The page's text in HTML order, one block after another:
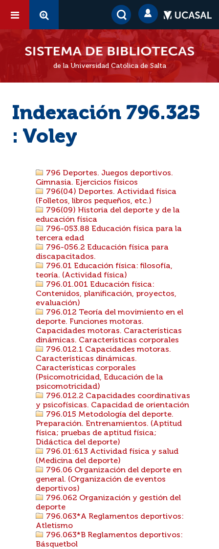
de la Universidad Católica de Salta
Indexación 796.325
: Voley
796 Deportes. Juegos deportivos.
Gimnasia. Ejercicios físicos
796(04) Deportes. Actividad física
(Folletos, libros pequeños, etc.)
796(09) Historia del deporte y de la
educación física
796-053.88 Educación física para la
tercera edad
796-056.2 Educación física para
discapacitados.
796.01 Educación física: filosofía,
teoría. (Actividad física)
796.01.001 Educación física:
Contenidos, planificación, proyectos,
evaluación)
796.012 Teoría del movimiento en el
deporte. Funciones motoras.
Capacidades motoras. Características
dinámicas. Características corporales
796.012.1 Capacidades motoras.
Características dinámicas.
Características corporales
(Psicomotricidad, Educación de la
psicomotricidad)
796.012.2 Capacidades coordinativas
y psicofísicas. Capacidad de orientación
796.015 Metodología del deporte.
Preparación. Entrenamientos. (Aptitud
física; pruebas de aptitud física;
Didáctica del deporte)
796.01:613 Actividad física y salud
(Medicina del deporte)
796.06 Organización del deporte en
general. (Organización de eventos
deportivos)
796.062 Organización y gestión del
deporte
796.063*A Reglamentos deportivos:
Atletismo
796.063*B Reglamentos deportivos:
Básquetbol